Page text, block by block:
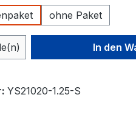
ohne Paket
Gib denIn den
YS21020-1.25-S